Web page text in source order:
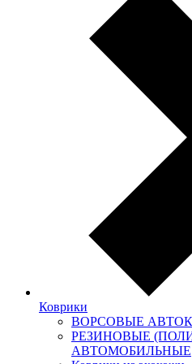
Коврики
ВОРСОВЫЕ
РЕЗИНОВЫЕ
АВТОМОБИЛЬНЫЕ